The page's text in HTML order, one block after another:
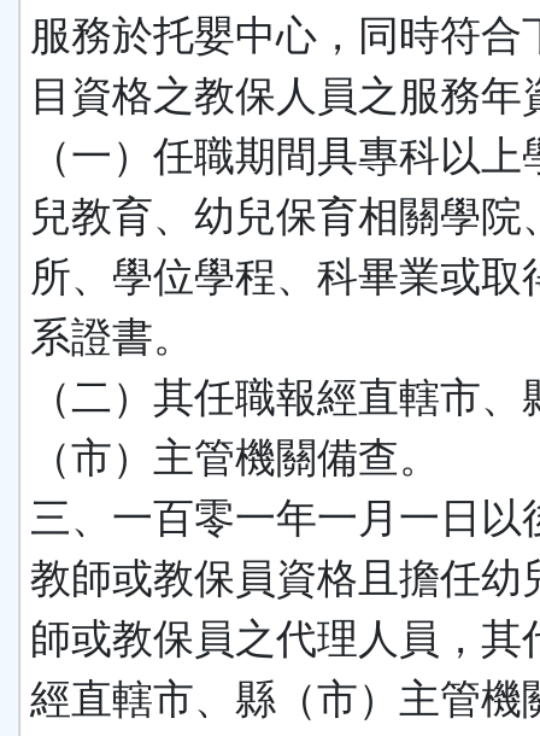
服務於托嬰中心，同時符合
目資格之教保人員之服務年
（一）任職期間具專科以上
兒教育、幼兒保育相關學院
所、學位學程、科畢業或取
系證書。
（二）其任職報經直轄市、
（市）主管機關備查。
三、一百零一年一月一日以
教師或教保員資格且擔任幼
師或教保員之代理人員，其
經直轄市、縣（市）主管機